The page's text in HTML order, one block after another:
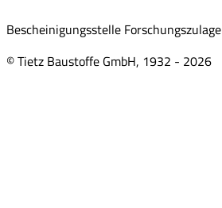
Bescheinigungsstelle Forschungszulage
© Tietz Baustoffe GmbH, 1932 - 2026